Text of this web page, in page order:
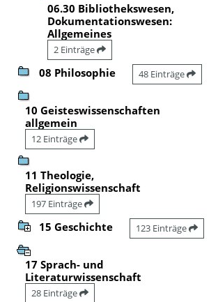
06.30 Bibliothekswesen,
Dokumentationswesen:
Allgemeines
2 Einträge
08 Philosophie 48 Einträge
10 Geisteswissenschaften
allgemein
12 Einträge
11 Theologie,
Religionswissenschaft
197 Einträge
15 Geschichte 123 Einträge
17 Sprach- und
Literaturwissenschaft
28 Einträge